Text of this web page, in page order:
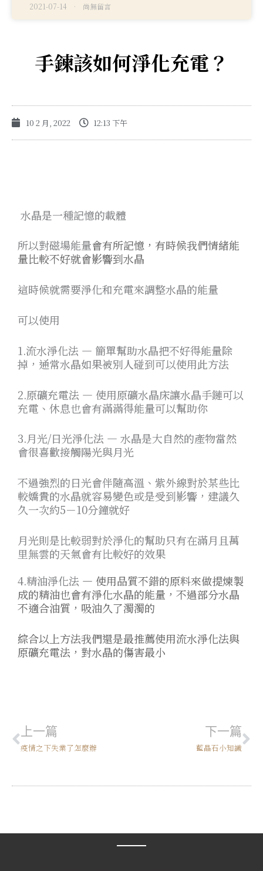
2021-07-14 尚無留言
手鍊該如何淨化充電？
10 2 月, 2022 12:13 下午
水晶是一種記憶的載體
所以對磁場能量會有所記憶，有時候我們情緒能
量比較不好就會影響到水晶
這時候就需要淨化和充電來調整水晶的能量
可以使用
1.流水淨化法 — 簡單幫助水晶把不好得能量除
掉，通常水晶如果被別人碰到可以使用此方法
2.原礦充電法 — 使用原礦水晶床讓水晶手鏈可以
充電、休息也會有滿滿得能量可以幫助你
3.月光/日光淨化法 — 水晶是大自然的產物當然
會很喜歡接觸陽光與月光
不過強烈的日光會伴隨高溫、紫外線對於某些比
較嬌貴的水晶就容易變色或是受到影響，建議久
久一次約5－10分鐘就好
月光則是比較弱對於淨化的幫助只有在滿月且萬
里無雲的天氣會有比較好的效果
4.精油淨化法 — 使用品質不錯的原料來做提煉製
成的精油也會有淨化水晶的能量，不過部分水晶
不適合油質，吸油久了濁濁的
綜合以上方法我們還是最推薦使用流水淨化法與
原礦充電法，對水晶的傷害最小
上一篇
疫情之下失業了怎麼辦
下一篇
藍晶石小知識